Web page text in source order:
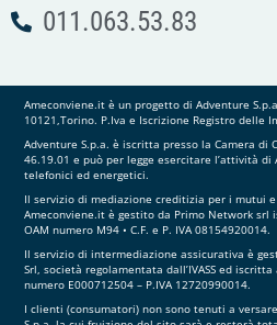
011.063.53.83
Ameconviene.it è un progetto di Adventure
10121,Torino. P.Iva e Iscrizione Registro delle
Adventure S.p.a. è iscritta presso la Camera di
46.19.01 e può per legge esercitare l’attività
telefonici ed energetici.
Il servizio di mediazione creditizia per i mutui
Ameconviene.it è gestito da Primo Network srl
OAM numero M94 • C.F. e P. IVA 08154920014.
Il servizio di intermediazione assicurativa è
Srl, società regolamentata dall’IVASS ed
numero E000712504 – P.IVA 12720990014.
I clienti (consumatori) non sono tenuti a